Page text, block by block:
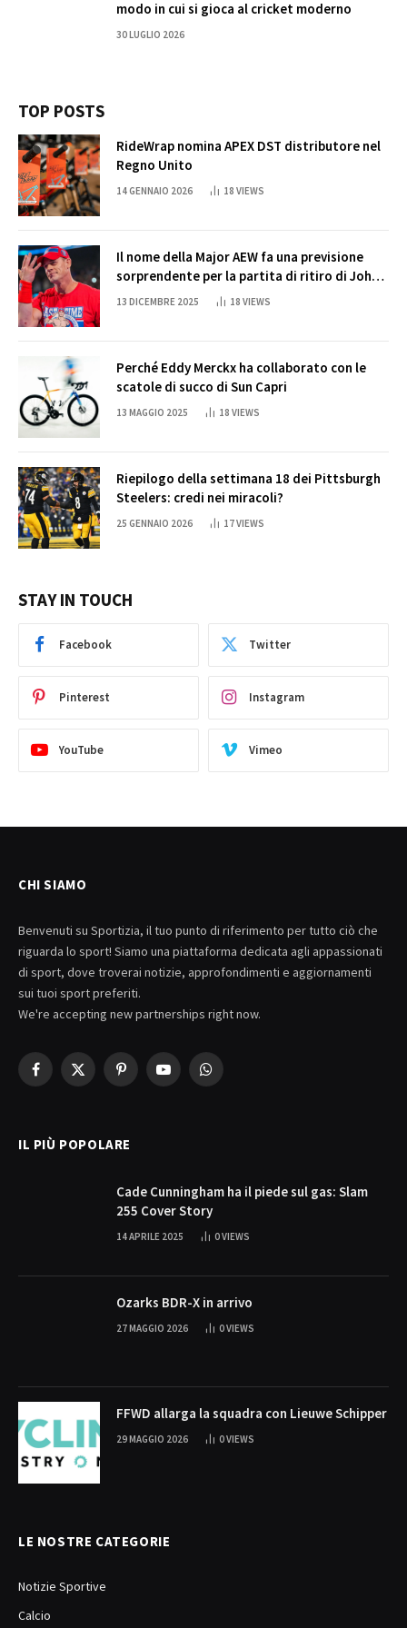
modo in cui si gioca al cricket moderno
30 LUGLIO 2026
TOP POSTS
RideWrap nomina APEX DST distributore nel
Regno Unito
14 GENNAIO 2026 18 VIEWS
Il nome della Major AEW fa una previsione
sorprendente per la partita di ritiro di John
Cena
13 DICEMBRE 2025 18 VIEWS
Perché Eddy Merckx ha collaborato con le
scatole di succo di Sun Capri
13 MAGGIO 2025 18 VIEWS
Riepilogo della settimana 18 dei Pittsburgh
Steelers: credi nei miracoli?
25 GENNAIO 2026 17VIEWS
STAY IN TOUCH
Facebook Twitter
Pinterest Instagram
YouTube Vimeo
CHI SIAMO
Benvenuti su Sportizia, il tuo punto di riferimento per tutto ciò che
riguarda lo sport! Siamo una piattaforma dedicata agli appassionati
di sport, dove troverai notizie, approfondimenti e aggiornamenti
sui tuoi sport preferiti.
We're accepting new partnerships right now.
Facebook
X
PinterestYouTubeWhatsApp
IL PIÙ POPOLARE
Cade Cunningham ha il piede sul gas: Slam
255 Cover Story
14 APRILE 2025 0VIEWS
Ozarks BDR-X in arrivo
27 MAGGIO 2026 0VIEWS
FFWD allarga la squadra con Lieuwe Schipper
29 MAGGIO 2026 0VIEWS
LE NOSTRE CATEGORIE
Notizie Sportive
Calcio